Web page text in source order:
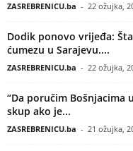
ZASREBRENICU.ba - 22 ožujka,
Dodik ponovo vrijeđa:
ćumezu u Sarajevu....
ZASREBRENICU.ba - 22 ožujka,
“Da poručim Bošnjacima
skup ako je...
ZASREBRENICU.ba - 21 ožujka,